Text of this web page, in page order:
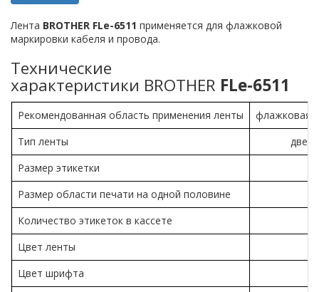
Лента BROTHER FLe-6511 применяется для флажковой
маркировки кабеля и провода.
Технические
характеристики BROTHER FLe-6511
Рекомендованная область применения ленты
флажковая
Тип ленты
две
Размер этикетки
Размер области печати на одной половине
Количество этикеток в кассете
Цвет ленты
Цвет шрифта